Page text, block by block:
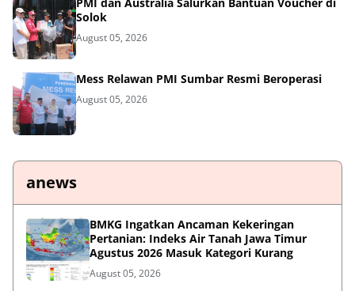
Solok
August 05, 2026
Mess Relawan PMI Sumbar Resmi Beroperasi
August 05, 2026
anews
BMKG Ingatkan Ancaman Kekeringan
Pertanian: Indeks Air Tanah Jawa Timur
Agustus 2026 Masuk Kategori Kurang
August 05, 2026